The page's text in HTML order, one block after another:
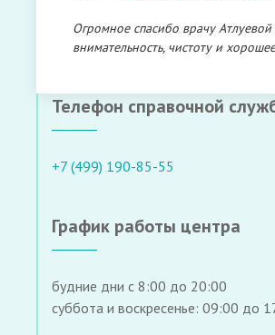
Огромное спасибо врачу
внимательность, чистоту и
Телефон справочной
+7 (499) 190-85-55
График работы центра
будние дни с 8:00 до 20:00
суббота и воскресенье: 09:00 до